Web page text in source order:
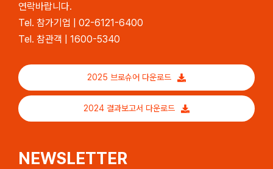
연락바랍니다.
Tel. 참가기업 | 02-6121-6400
Tel. 참관객 | 1600-5340
2025 브로슈어 다운로드
2024 결과보고서 다운로드
NEWSLETTER